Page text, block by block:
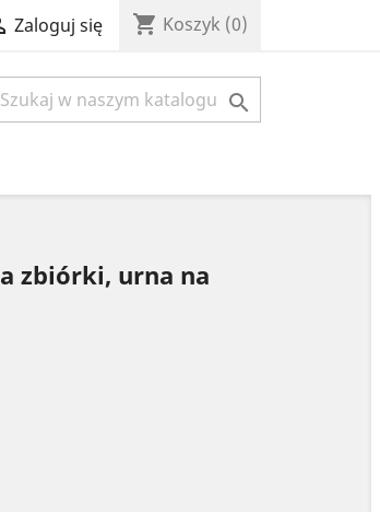
Zaloguj się shopping_cart Koszyk (0)

zbiórki, urna na